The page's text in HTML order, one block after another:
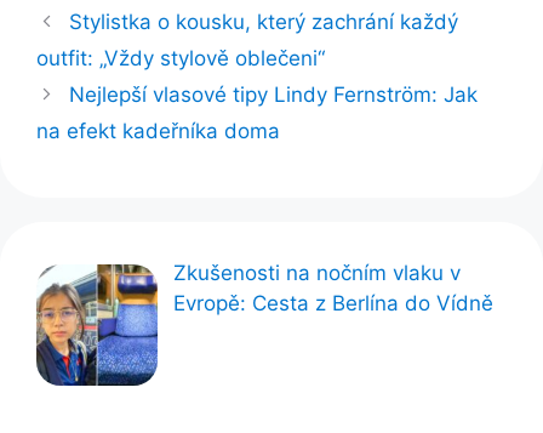
Stylistka o kousku, který zachrání každý
outfit: „Vždy stylově oblečeni“
Nejlepší vlasové tipy Lindy Fernström: Jak
na efekt kadeřníka doma
Zkušenosti na nočním vlaku v
Evropě: Cesta z Berlína do Vídně